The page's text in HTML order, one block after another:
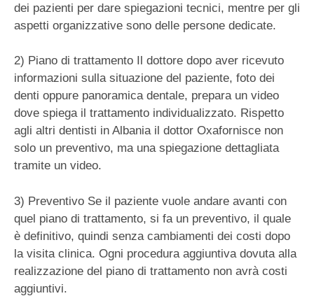
dei pazienti per dare spiegazioni tecnici, mentre per gli
aspetti organizzative sono delle persone dedicate.
2) Piano di trattamento Il dottore dopo aver ricevuto
informazioni sulla situazione del paziente, foto dei
denti oppure panoramica dentale, prepara un video
dove spiega il trattamento individualizzato. Rispetto
agli altri dentisti in Albania il dottor Oxafornisce non
solo un preventivo, ma una spiegazione dettagliata
tramite un video.
3) Preventivo Se il paziente vuole andare avanti con
quel piano di trattamento, si fa un preventivo, il quale
è definitivo, quindi senza cambiamenti dei costi dopo
la visita clinica. Ogni procedura aggiuntiva dovuta alla
realizzazione del piano di trattamento non avrà costi
aggiuntivi.